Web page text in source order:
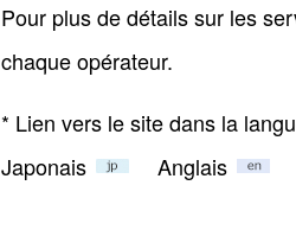
Pour plus de détails sur les
chaque opérateur.
* Lien vers le site dans la
Japonais
Anglais